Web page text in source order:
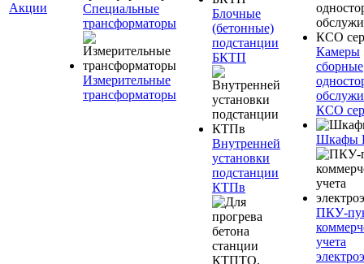
Акции
Специальные
трансформаторы
Измерительные
трансформаторы
Блочные
(бетонные)
подстанции
БКТП
Внутренней
установки
подстанции
КТПв
Камеры
сборные
КСО
Шкафы
ПКУ-
учета